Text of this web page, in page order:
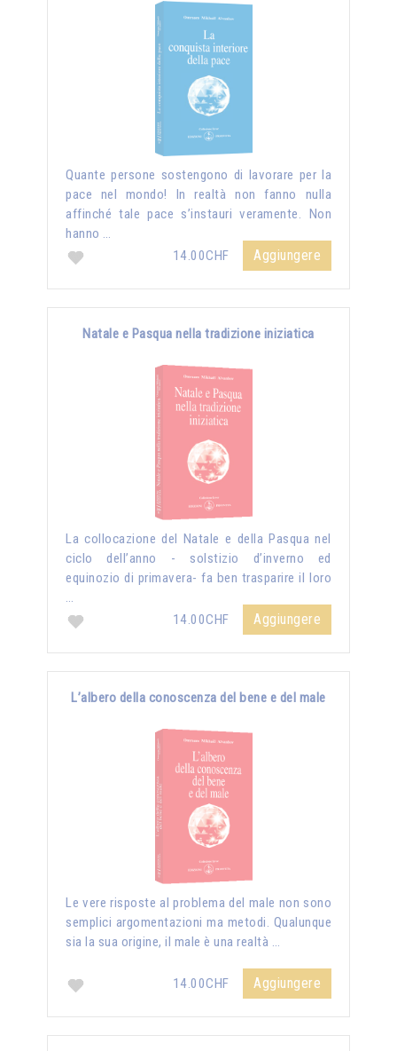
Quante persone sostengono di lavorare per la
pace nel mondo! In realtà non fanno nulla
affinché tale pace s’instauri veramente. Non
hanno …
14.00CHF
Aggiungere
Natale e Pasqua nella tradizione iniziatica
La collocazione del Natale e della Pasqua nel
ciclo dell’anno - solstizio d’inverno ed
equinozio di primavera- fa ben trasparire il loro
…
14.00CHF
Aggiungere
L’albero della conoscenza del bene e del male
Le vere risposte al problema del male non sono
semplici argomentazioni ma metodi. Qualunque
sia la sua origine, il male è una realtà …
14.00CHF Aggiungere